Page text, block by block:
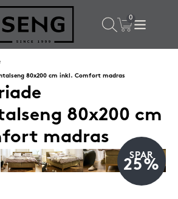
80x200 cm inkl. Comfort madras
80x200 cm
madras
SPAR
25%